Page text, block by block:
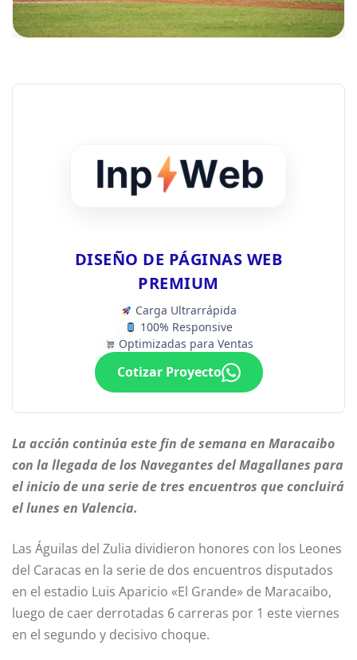
DISEÑO DE PÁGINAS WEB
PREMIUM
Carga Ultrarrápida
100% Responsive
Optimizadas para Ventas
Cotizar Proyecto
La acción continúa este fin de semana en Maracaibo
con la llegada de los Navegantes del Magallanes para
el inicio de una serie de tres encuentros que concluirá
el lunes en Valencia.
Las Águilas del Zulia dividieron honores con los Leones
del Caracas en la serie de dos encuentros disputados
en el estadio Luis Aparicio «El Grande» de Maracaibo,
luego de caer derrotadas 6 carreras por 1 este viernes
en el segundo y decisivo choque.